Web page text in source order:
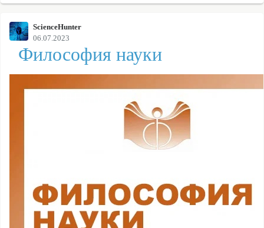
ScienceHunter
06.07.2023
Философия науки